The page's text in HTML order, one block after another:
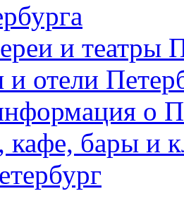
и театры
отели
о
кафе, бары и